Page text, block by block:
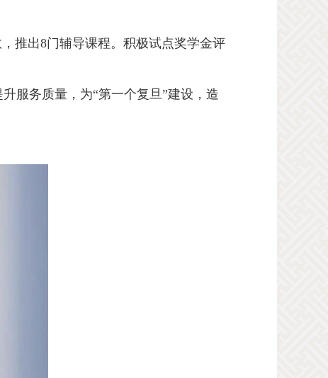
推出8门辅导课程。积极试点奖学金评
服务质量，为“第一个复旦”建设，造